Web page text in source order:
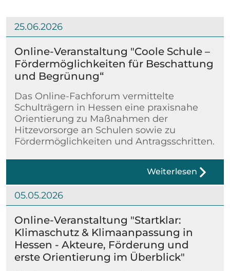
25.06.2026
Online-Veranstaltung "Coole Schule –
Fördermöglichkeiten für Beschattung
und Begrünung“
Das Online-Fachforum vermittelte
Schulträgern in Hessen eine praxisnahe
Orientierung zu Maßnahmen der
Hitzevorsorge an Schulen sowie zu
Fördermöglichkeiten und Antragsschritten.
Weiterlesen
05.05.2026
Online-Veranstaltung "Startklar:
Klimaschutz & Klimaanpassung in
Hessen - Akteure, Förderung und
erste Orientierung im Überblick"